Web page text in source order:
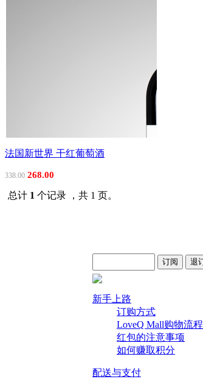
法国新世界 干红葡萄酒
338.00 268.00
总计 1 个记录 ，共 1 页。
新手上路
订购方式
LoveQ Mall购物流程
红包的注意事项
如何赚取积分
配送与支付